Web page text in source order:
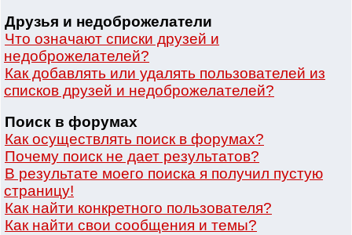
Друзья и недоброжелатели
Что означают списки друзей и
недоброжелателей?
Как добавлять или удалять пользователей из
списков друзей и недоброжелателей?
Поиск в форумах
Как осуществлять поиск в форумах?
Почему поиск не дает результатов?
В результате моего поиска я получил пустую
страницу!
Как найти конкретного пользователя?
Как найти свои сообщения и темы?